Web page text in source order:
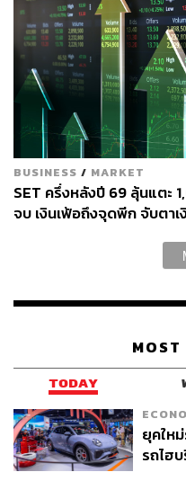
BUSINESS / MARKET
SET ครึ่งหลังปี 69 ลุ้นแตะ
จบ เงินเฟ้อถึงจุดพีก จับตา
TODAY
ยุคให
รถไฮ